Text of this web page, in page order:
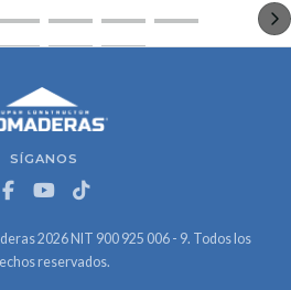
SÍGANOS
2026 NIT 900 925 006 - 9. Todos los
reservados.